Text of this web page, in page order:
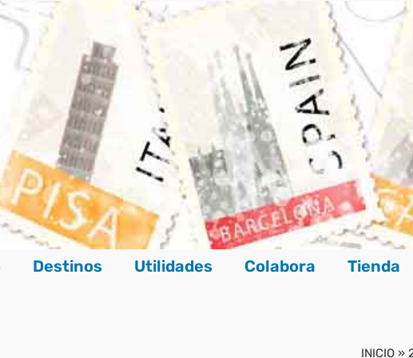
Destinos Utilidades Colabora Tienda
INICIO »